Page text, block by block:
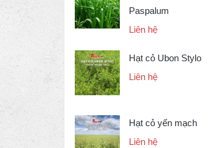
Paspalum
Liên hệ
Hạt cỏ Ubon Stylo
Liên hệ
Hạt cỏ yến mạch
Liên hệ